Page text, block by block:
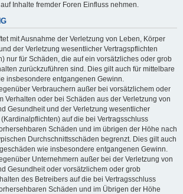
Inhalte fremder Foren Einfluss nehmen.
mit Ausnahme der Verletzung von Leben, Körper
der Verletzung wesentlicher Vertragspflichten
nur für Schäden, die auf ein vorsätzliches oder grob
zurückzuführen sind. Dies gilt auch für mittelbare
insbesondere entgangenen Gewinn.
Verbrauchern außer bei vorsätzlichem oder
Verhalten oder bei Schäden aus der Verletzung von
Gesundheit und der Verletzung wesentlicher
auf die bei Vertragsschluss
Schäden und im übrigen der Höhe nach
Durchschnittsschäden begrenzt. Dies gilt auch
wie insbesondere entgangenen Gewinn.
Unternehmern außer bei der Verletzung von
Gesundheit oder vorsätzlichem oder grob
des Betreibers auf die bei Vertragsschluss
Schäden und im Übrigen der Höhe